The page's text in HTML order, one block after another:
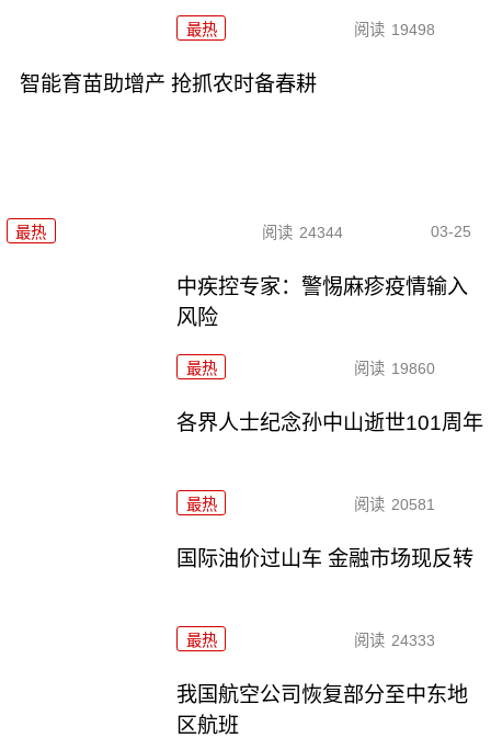
最热 阅读 19498
智能育苗助增产 抢抓农时备春耕
最热 阅读 24344 03-25
中疾控专家：警惕麻疹疫情输入
风险
最热 阅读 19860
各界人士纪念孙中山逝世101周年
最热 阅读 20581
国际油价过山车 金融市场现反转
最热 阅读 24333
我国航空公司恢复部分至中东地
区航班